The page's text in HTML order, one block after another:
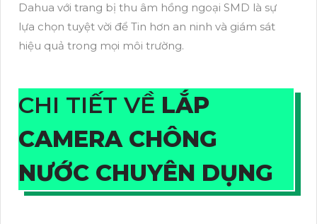
Dahua với trang bị thu âm hồng ngoại SMD là sự
lựa chọn tuyệt vời để Tin hơn an ninh và giám sát
hiệu quả trong mọi môi trường.
CHI TIẾT VỀ LẮP
CAMERA CHÔNG
NƯỚC CHUYÊN DỤNG